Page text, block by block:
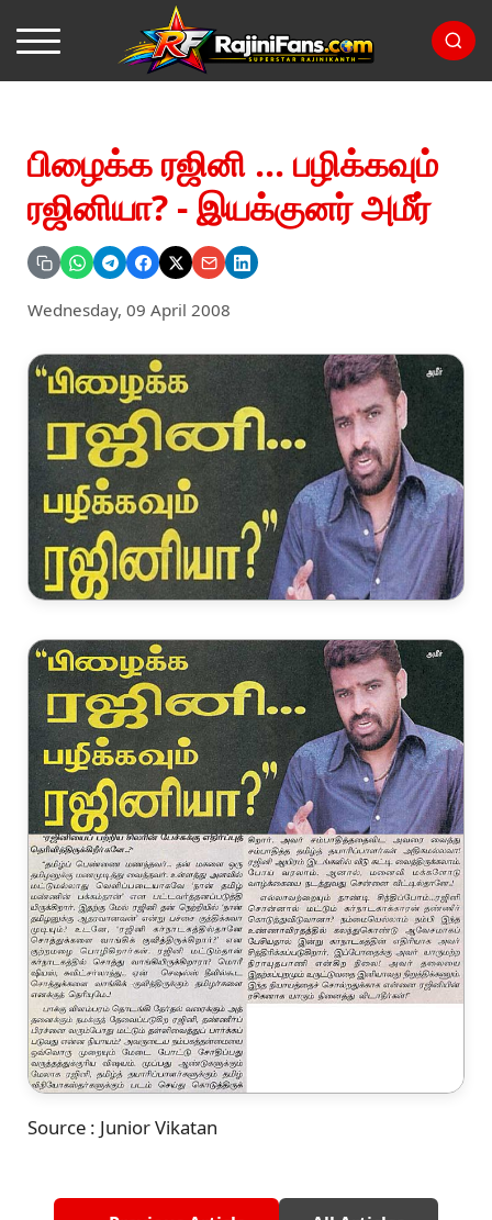
பிழைக்க ரஜினி ... பழிக்கவும்
ரஜினியா? - இயக்குனர் அமீர்
Wednesday, 09 April 2008
Source : Junior Vikatan